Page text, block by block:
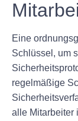
Eine
Schlüssel, um
regelmäßige
alle Mitarbeiter